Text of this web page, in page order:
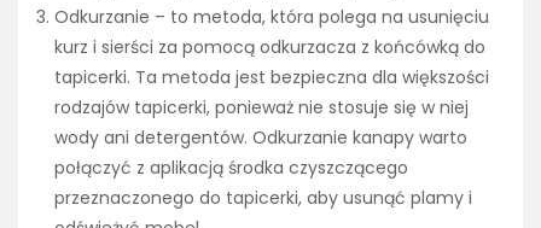
Odkurzanie – to metoda, która polega na usunięciu
kurz i sierści za pomocą odkurzacza z końcówką do
tapicerki. Ta metoda jest bezpieczna dla większości
rodzajów tapicerki, ponieważ nie stosuje się w niej
wody ani detergentów. Odkurzanie kanapy warto
połączyć z aplikacją środka czyszczącego
przeznaczonego do tapicerki, aby usunąć plamy i